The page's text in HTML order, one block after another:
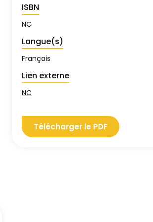
ISBN
NC
Langue(s)
Français
Lien externe
NC
Télécharger le PDF